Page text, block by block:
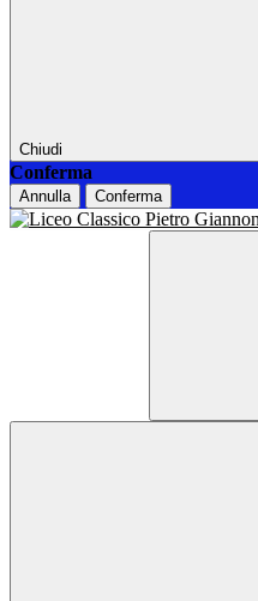
Chiudi
Conferma
Annulla Conferma